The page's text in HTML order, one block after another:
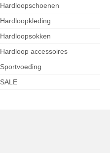
Hardloopschoenen
Hardloopkleding
Hardloopsokken
Hardloop accessoires
Sportvoeding
SALE